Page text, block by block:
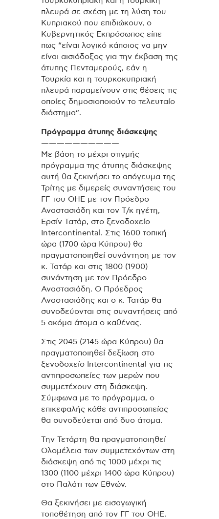
πλευρά σε σχέση με τη λύση του
Κυπριακού που επιδιώκουν, ο
Κυβερνητικός Εκπρόσωπος είπε
πως “είναι λογικό κάποιος να μην
είναι αισιόδοξος για την έκβαση της
άτυπης Πενταμερούς, εάν η
Τουρκία και η τουρκοκυπριακή
πλευρά παραμείνουν στις θέσεις τις
οποίες δημοσιοποιούν το τελευταίο
διάστημα”.
Πρόγραμμα άτυπης διάσκεψης
——————————
Με βάση το μέχρι στιγμής
πρόγραμμα της άτυπης διάσκεψης
αυτή θα ξεκινήσει το απόγευμα της
Τρίτης με διμερείς συναντήσεις του
ΓΓ του ΟΗΕ με τον Πρόεδρο
Αναστασιάδη και τον Τ/κ ηγέτη,
Ερσίν Τατάρ, στο ξενοδοχείο
Intercontinental. Στις 1600 τοπική
ώρα (1700 ώρα Κύπρου) θα
πραγματοποιηθεί συνάντηση με τον
κ. Τατάρ και στις 1800 (1900)
συνάντηση με τον Πρόεδρο
Αναστασιάδη. Ο Πρόεδρος
Αναστασιάδης και ο κ. Τατάρ θα
συνοδεύονται στις συναντήσεις από
5 ακόμα άτομα ο καθένας.
Στις 2045 (2145 ώρα Κύπρου) θα
πραγματοποιηθεί δεξίωση στο
ξενοδοχείο Intercontinental για τις
αντιπροσωπείες των μερών που
συμμετέχουν στη διάσκεψη.
Σύμφωνα με το πρόγραμμα, ο
επικεφαλής κάθε αντιπροσωπείας
θα συνοδεύεται από δυο άτομα.
Την Τετάρτη θα πραγματοποιηθεί
Ολομέλεια των συμμετεχόντων στη
διάσκεψη από τις 1000 μέχρι τις
1300 (1100 μέχρι 1400 ώρα Κύπρου)
στο Παλάτι των Εθνών.
Θα ξεκινήσει με εισαγωγική
τοποθέτηση από τον ΓΓ του ΟΗΕ.